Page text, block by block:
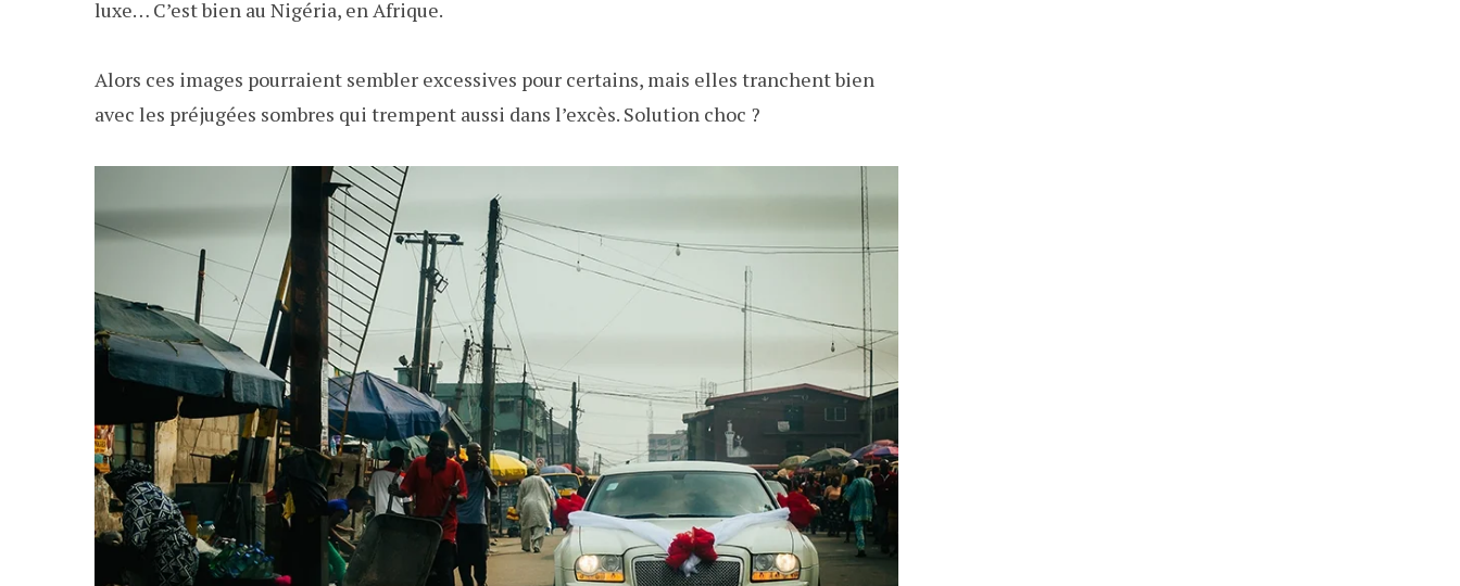
luxe… C’est bien au Nigéria, en Afrique.
Alors ces images pourraient sembler excessives pour certains, mais elles tranchent bien
avec les préjugées sombres qui trempent aussi dans l’excès. Solution choc ?